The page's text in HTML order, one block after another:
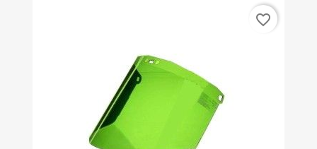
favorite_border